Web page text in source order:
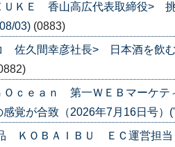
ＵＫＥ 香山高広代表取締役>
03) (0883)
佐久間幸彦社長> 日本酒を飲
Ｏｃｅａｎ 第一ＷＥＢマーケテ
覚が合致（2026年7月16日号）
品 ＫＯＢＡＩＢＵ ＥＣ運営